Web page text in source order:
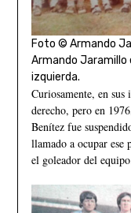
Foto © Armando
Armando Jaramillo
izquierda.
Curiosamente, en
derecho, pero en
Benítez fue
llamado a ocupar
el goleador del